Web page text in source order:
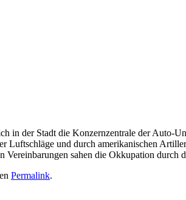
in der Stadt die Konzernzentrale der Auto-
und durch amerikanischen
sahen die Okkupation
Permalink.